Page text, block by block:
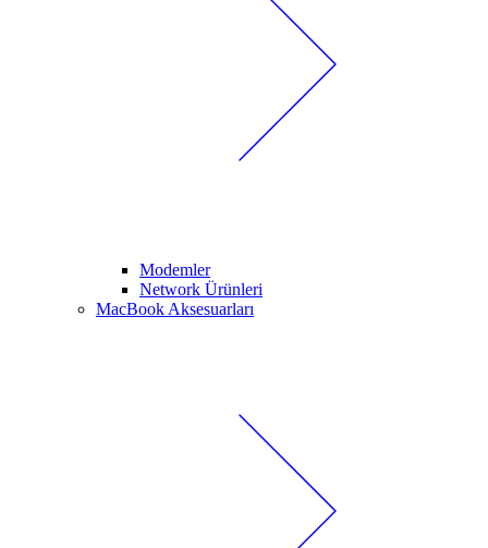
Modemler
Network Ürünleri
MacBook Aksesuarları